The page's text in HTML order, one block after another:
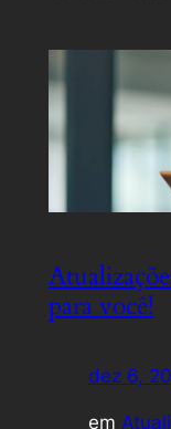
para você!
dez 6,
em